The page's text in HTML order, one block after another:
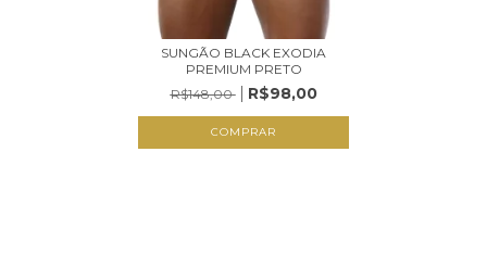
SUNGÃO BLACK EXODIA
PREMIUM PRETO
R$148,00
R$98,00
COMPRAR